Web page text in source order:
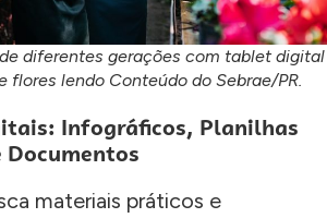
diferentes gerações com tablet digital
flores lendo Conteúdo do Sebrae/PR.
Infográficos, Planilhas
Documentos
materiais práticos e